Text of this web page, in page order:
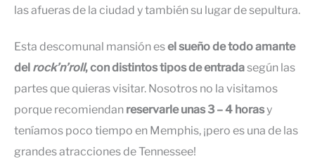
las afueras de la ciudad y también su lugar de sepultura.
Esta descomunal mansión esel sueño de todo amante
del rock’n’roll, con distintos tipos de entradasegún las
partes que quieras visitar. Nosotros no la visitamos
porque recomiendan reservarle unas 3 – 4 horasy
teníamos poco tiempo en Memphis, ¡pero es una de las
grandes atracciones de Tennessee!